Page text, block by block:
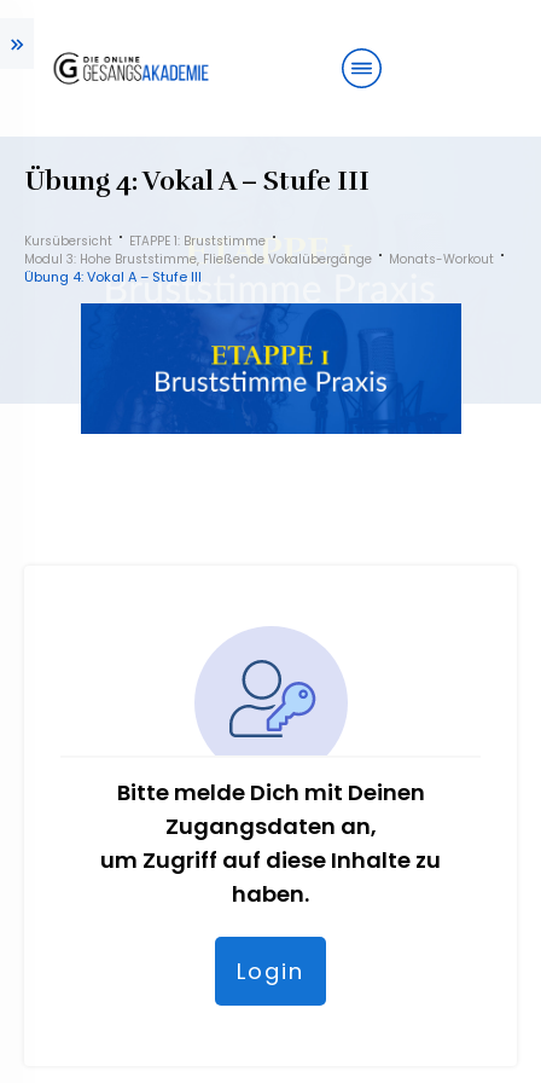
Übung 4: Vokal A – Stufe III
Kursübersicht
ETAPPE 1: Bruststimme
Modul 3: Hohe Bruststimme, Fließende Vokalübergänge
Monats-Workout
Übung 4: Vokal A – Stufe III
Bitte melde Dich mit Deinen
Zugangsdaten an,
um Zugriff auf diese Inhalte zu
haben.
Login